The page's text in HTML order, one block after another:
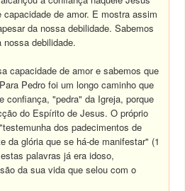
de amor. E mostra assim
da nossa debilidade. Sabemos
debilidade.
capacidade de amor e sabemos que
Pedro foi um longo caminho que
confiança, "pedra" da Igreja, porque
do Espírito de Jesus. O próprio
dos padecimentos de
da glória que se há-de manifestar" (1
palavras já era idoso,
da sua vida que selou com o